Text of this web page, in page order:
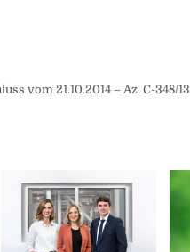
vom 21.10.2014 – Az. C-348/13